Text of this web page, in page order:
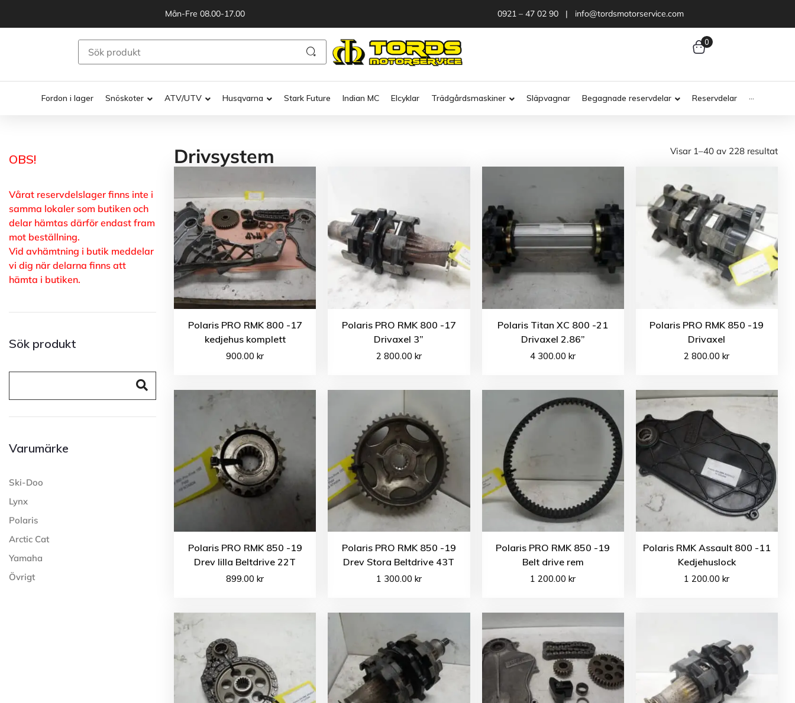
Mån-Fre 08.00-17.00 0921 – 47 02 90 | info@tordsmotorservice.com
0
Fordon i lager Snöskoter ATV/UTV Husqvarna Stark Future Indian MC Elcyklar Trädgårdsmaskiner Släpvagnar Begagnade reservdelar Reservdelar ···
OBS!
Vårat reservdelslager finns inte i
samma lokaler som butiken och
delar hämtas därför endast fram
mot beställning.
Vid avhämtning i butik meddelar
vi dig när delarna finns att
hämta i butiken.
Sök produkt
Varumärke
Ski-Doo
Lynx
Polaris
Arctic Cat
Yamaha
Övrigt
Drivsystem Visar 1–40 av 228 resultat
Polaris PRO RMK 800 -17
kedjehus komplett
900.00kr
Polaris PRO RMK 800 -17
Drivaxel 3”
2 800.00 kr
Polaris Titan XC 800 -21
Drivaxel 2.86”
4 300.00kr
Polaris PRO RMK 850 -19
Drivaxel
2 800.00kr
Polaris PRO RMK 850 -19
Drev lilla Beltdrive 22T
899.00kr
Polaris PRO RMK 850 -19
Drev Stora Beltdrive 43T
1 300.00 kr
Polaris PRO RMK 850 -19
Belt drive rem
1 200.00kr
Polaris RMK Assault 800 -11
Kedjehuslock
1 200.00kr